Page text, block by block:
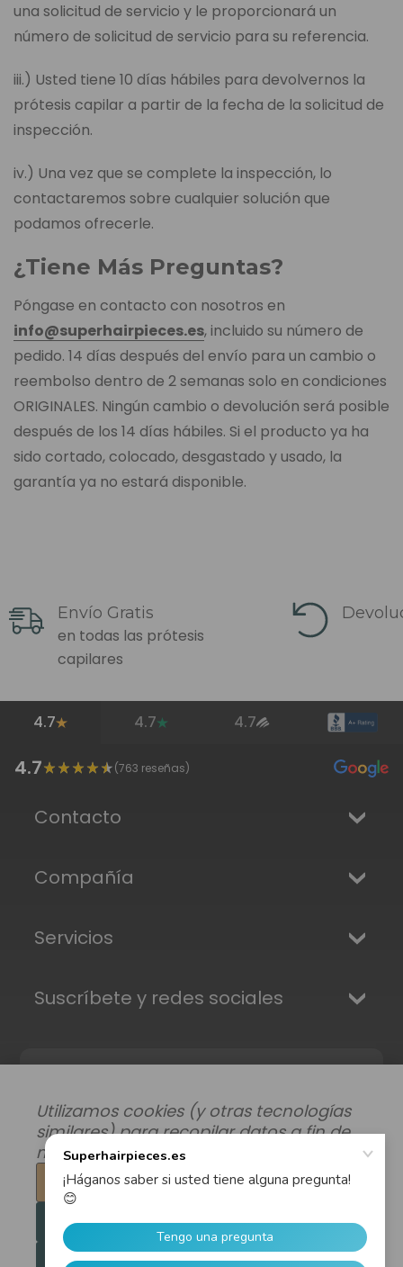
una solicitud de servicio y le proporcionará un
número de solicitud de servicio para su referencia.
iii.) Usted tiene 10 días hábiles para devolvernos la
prótesis capilar a partir de la fecha de la solicitud de
inspección.
iv.) Una vez que se complete la inspección, lo
contactaremos sobre cualquier solución que
podamos ofrecerle.
¿Tiene Más Preguntas?
Póngase en contacto con nosotros en
info@superhairpieces.es, incluido su número de
pedido. 14 días después del envío para un cambio o
reembolso dentro de 2 semanas solo en condiciones
ORIGINALES. Ningún cambio o devolución será posible
después de los 14 días hábiles. Si el producto ya ha
sido cortado, colocado, desgastado y usado, la
garantía ya no estará disponible.
Envío Gratis
en todas las prótesis
capilares
4.7 4.7 4.7
4.7 (763 reseñas)
Contacto
Compañía
Servicios
Suscríbete y redes sociales
© 2026 Superhairpieces.es
Envíos, Devoluciones y Garantía | Privacidad |
Términos y condiciones
Utilizamos cookies (y otras tecnologías
similares) para recopilar datos a fin de
mejorar su experiencia de compra.
Configuración
Rechazar todo
Aceptar todas las cookies